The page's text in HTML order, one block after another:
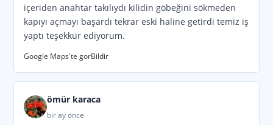
Koza , Sinanpaşa , Yenidoğan , Kabasakal ,
Cemalpaşa , Fatih ,
Karslılar , Bahçeşehir
Yüzüncüyıl
içeriden anahtar takılıydı kilidin göbeğini sökmeden
kapıyı açmayı başardı tekrar eski haline getirdi temiz iş
yaptı teşekkür ediyorum.
Google Maps'te gorBildir
ömür karaca
bir ay önce